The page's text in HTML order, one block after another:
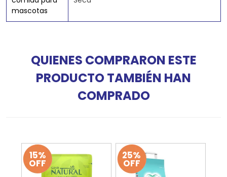
mascotas
QUIENES COMPRARON ESTE
PRODUCTO TAMBIÉN HAN
COMPRADO
15%
OFF
25%
OFF